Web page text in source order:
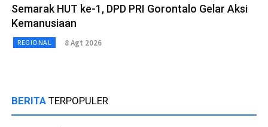
Semarak HUT ke-1, DPD PRI Gorontalo Gelar Aksi
Kemanusiaan
REGIONAL 8 Agt 2026
BERITA TERPOPULER